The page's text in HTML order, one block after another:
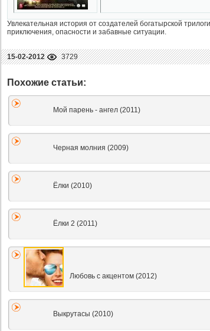
Увлекательная история от создателей богатырской
приключения, опасности и забавные ситуации.
15-02-2012 3729
Мой парень - ангел (2011)
Черная молния (2009)
Ёлки (2010)
Ёлки 2 (2011)
Любовь с акцентом (2012)
Выкрутасы (2010)